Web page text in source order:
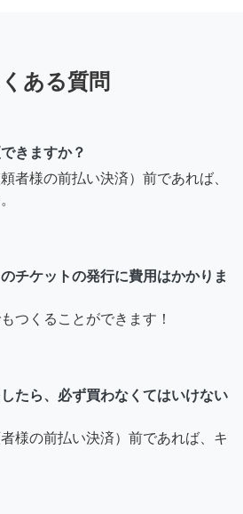
ある質問
きますか？
者様の前払い決済）前であれば、
チケットの発行に費用はかかりま
つくることができます！
たら、必ず買わなくてはいけない
様の前払い決済）前であれば、キ